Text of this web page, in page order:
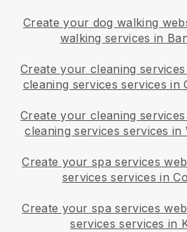
Create your dog walking
walking services in
Create your cleaning
cleaning services services in
Create your cleaning
cleaning services services in
Create your spa services
services services in
Create your spa services
services services in